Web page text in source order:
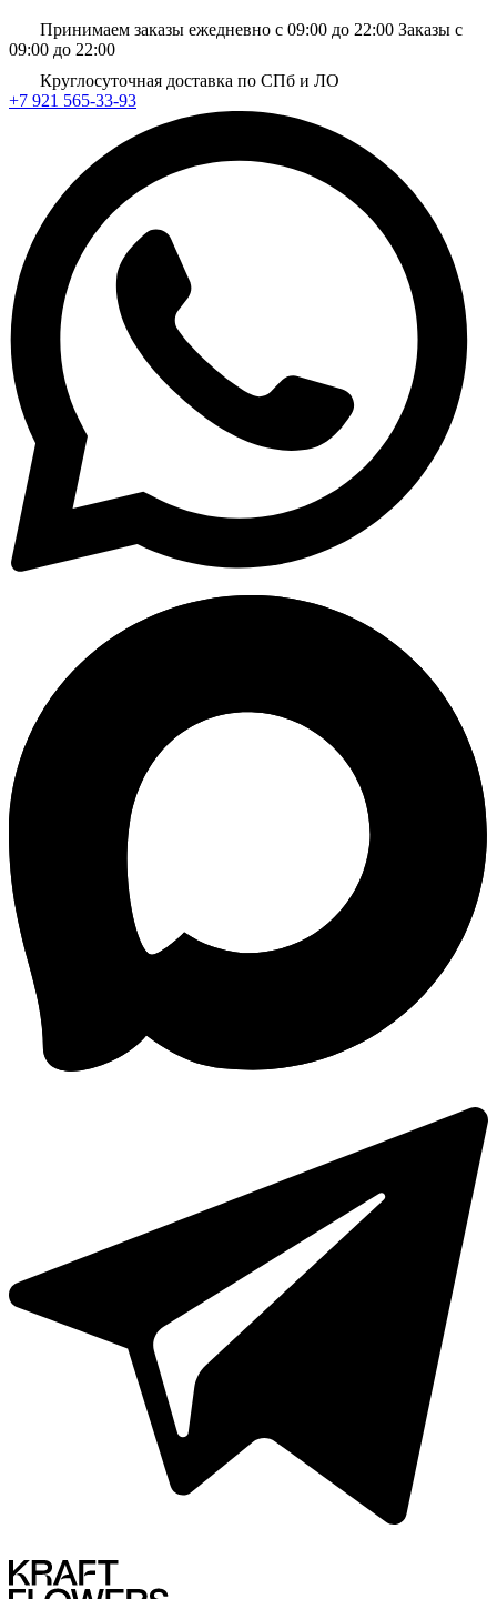
Принимаем заказы ежедневно с 09:00 до 22:00 Заказы с
09:00 до 22:00
Круглосуточная доставка по СПб и ЛО
+7 921 565-33-93